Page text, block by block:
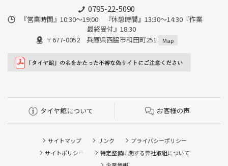
0795-22-5090
『営業時間』10:30～19:00 『休憩時間』13:30～14:30『作業
最終受付』18:30
〒677-0052 兵庫県西脇市和田町251
Map
タイヤ館について お客様の声
サイトマップ リンク
プライバシーポリシー
サイトポリシー
特定整備に関する弊社取組について